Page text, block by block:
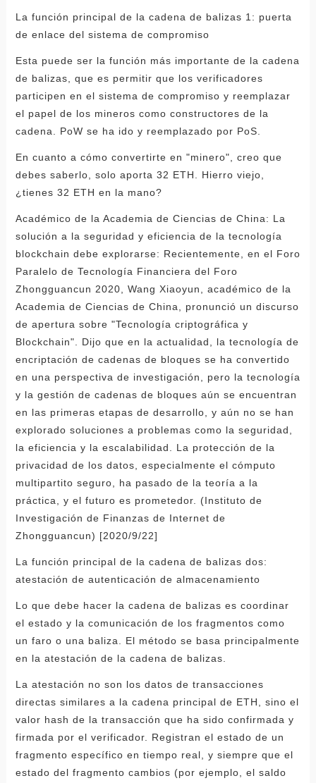
La función principal de la cadena de balizas 1: puerta
de enlace del sistema de compromiso
Esta puede ser la función más importante de la cadena
de balizas, que es permitir que los verificadores
participen en el sistema de compromiso y reemplazar
el papel de los mineros como constructores de la
cadena. PoW se ha ido y reemplazado por PoS.
En cuanto a cómo convertirte en "minero", creo que
debes saberlo, solo aporta 32 ETH. Hierro viejo,
¿tienes 32 ETH en la mano?
Académico de la Academia de Ciencias de China: La
solución a la seguridad y eficiencia de la tecnología
blockchain debe explorarse: Recientemente, en el Foro
Paralelo de Tecnología Financiera del Foro
Zhongguancun 2020, Wang Xiaoyun, académico de la
Academia de Ciencias de China, pronunció un discurso
de apertura sobre "Tecnología criptográfica y
Blockchain". Dijo que en la actualidad, la tecnología de
encriptación de cadenas de bloques se ha convertido
en una perspectiva de investigación, pero la tecnología
y la gestión de cadenas de bloques aún se encuentran
en las primeras etapas de desarrollo, y aún no se han
explorado soluciones a problemas como la seguridad,
la eficiencia y la escalabilidad. La protección de la
privacidad de los datos, especialmente el cómputo
multipartito seguro, ha pasado de la teoría a la
práctica, y el futuro es prometedor. (Instituto de
Investigación de Finanzas de Internet de
Zhongguancun) [2020/9/22]
La función principal de la cadena de balizas dos:
atestación de autenticación de almacenamiento
Lo que debe hacer la cadena de balizas es coordinar
el estado y la comunicación de los fragmentos como
un faro o una baliza. El método se basa principalmente
en la atestación de la cadena de balizas.
La atestación no son los datos de transacciones
directas similares a la cadena principal de ETH, sino el
valor hash de la transacción que ha sido confirmada y
firmada por el verificador. Registran el estado de un
fragmento específico en tiempo real, y siempre que el
estado del fragmento cambios (por ejemplo, el saldo